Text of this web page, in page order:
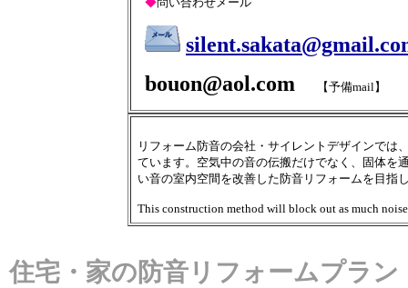
bouon@aol.com
【予備mail】
リフォーム防音の会社・サイレントデザインでは
ています。空気中の音の伝搬だけでなく、固体を
い音の室内空間を改善した防音リフォームを目指
This construction method will block out as much
住宅・家の防音リフォームプラ